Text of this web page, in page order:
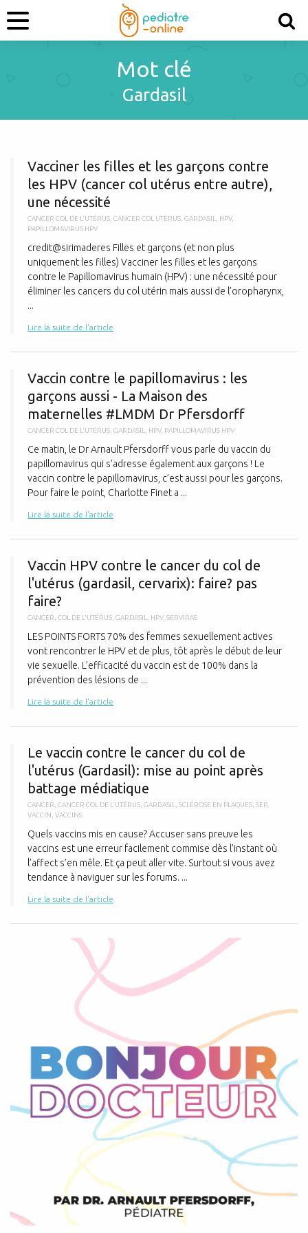
Mot clé
Gardasil
Vacciner les filles et les garçons contre
les HPV (cancer col utérus entre autre),
une nécessité
CANCER COL DE L'UTÉRUS CANCER COL UTÉRUS GARDASIL HPV,
PAPILLOMAVIRUS HPV
credit@sirimaderes Filles et garçons (et non plus
uniquement les filles) Vacciner les filles et les garçons
contre le Papillomavirus humain (HPV) : une nécessité pour
éliminer les cancers du col utérin mais aussi de l’oropharynx,
...
Lire la suite de l'article
Vaccin contre le papillomavirus : les
garçons aussi - La Maison des
maternelles #LMDM Dr Pfersdorff
CANCER COL DE L'UTÉRUS GARDASIL HPV, PAPILLOMAVIRUS HPV
Ce matin, le Dr Arnault Pfersdorff vous parle du vaccin du
papillomavirus qui s’adresse également aux garçons ! Le
vaccin contre le papillomavirus, c’est aussi pour les garçons.
Pour faire le point, Charlotte Finet a ...
Lire la suite de l'article
Vaccin HPV contre le cancer du col de
l'utérus (gardasil, cervarix): faire? pas
faire?
CANCER COL DE L'UTÉRUS GARDASIL HPV, SERVIRAS
LES POINTS FORTS 70% des femmes sexuellement actives
vont rencontrer le HPV et de plus, tôt après le début de leur
vie sexuelle. L’efficacité du vaccin est de 100% dans la
prévention des lésions de ...
Lire la suite de l'article
Le vaccin contre le cancer du col de
l'utérus (Gardasil): mise au point après
battage médiatique
CANCER CANCER COL DE L'UTÉRUS GARDASIL SCLÉROSE EN PLAQUES SEP,
VACCIN VACCINS
Quels vaccins mis en cause? Accuser sans preuve les
vaccins est une erreur facilement commise dès l’instant où
l’affect s’en mêle. Et ça peut aller vite. Surtout si vous avez
tendance à naviguer sur les forums. ...
Lire la suite de l'article